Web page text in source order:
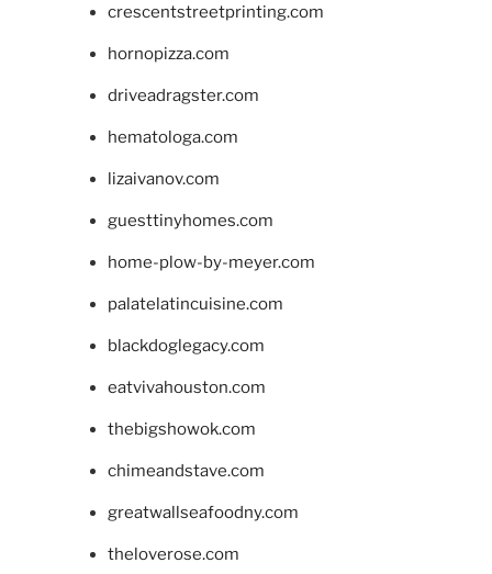
crescentstreetprinting.com
hornopizza.com
driveadragster.com
hematologa.com
lizaivanov.com
guesttinyhomes.com
home-plow-by-meyer.com
palatelatincuisine.com
blackdoglegacy.com
eatvivahouston.com
thebigshowok.com
chimeandstave.com
greatwallseafoodny.com
theloverose.com